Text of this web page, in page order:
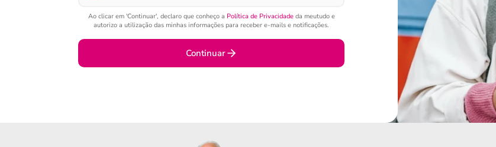
Ao clicar em 'Continuar', declaro que conheço a Política de Privacidadeda meutudo e
autorizo a utilização das minhas informações para receber e-mails e notificações.
Continuar